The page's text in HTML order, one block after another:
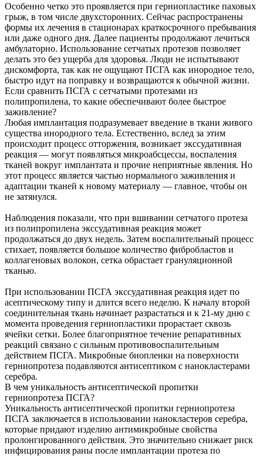
Особенно четко это проявляется при герниопластике паховых
грыж, в том числе двухсторонних. Сейчас распространены
формы их лечения в стационарах краткосрочного пребывания
или даже одного дня. Далее пациенты продолжают лечиться
амбулаторно. Использование сетчатых протезов позволяет
делать это без ущерба для здоровья. Люди не испытывают
дискомфорта, так как не ощущают ПСГА как инородное тело,
быстро идут на поправку и возвращаются к обычной жизни.
Если сравнить ПСГА с сетчатыми протезами из
полипропилена, то какие обеспечивают более быстрое
заживление?
Любая имплантация подразумевает введение в ткани живого
существа инородного тела. Естественно, вслед за этим
происходит процесс отторжения, возникает экссудативная
реакция — могут появляться микроабсцессы, воспаления
тканей вокруг имплантата и прочие неприятные явления. Но
этот процесс является частью нормального заживления и
адаптации тканей к новому материалу — главное, чтобы он
не затянулся.
Наблюдения показали, что при вшивании сетчатого протеза
из полипропилена экссудативная реакция может
продолжаться до двух недель. Затем воспалительный процесс
стихает, появляется большое количество фибробластов и
коллагеновых волокон, сетка обрастает грануляционной
тканью.
При использовании ПСГА экссудативная реакция идет по
асептическому типу и длится всего неделю. К началу второй
соединительная ткань начинает разрастаться и к 21-му дню с
момента проведения герниопластики прорастает сквозь
ячейки сетки. Более благоприятное течение репаративных
реакций связано с сильным противовоспалительным
действием ПСГА. Микробные биопленки на поверхности
герниопротеза подавляются антисептиком с нанокластерами
серебра.
В чем уникальность антисептической пропитки
герниопротеза ПСГА?
Уникальность антисептической пропитки герниопротеза
ПСГА заключается в использовании нанокластеров серебра,
которые придают изделию антимикробные свойства
пролонгированного действия. Это значительно снижает риск
инфицирования раны после имплантации протеза по